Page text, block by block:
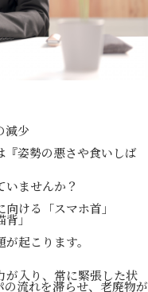
減少
『姿勢の悪さや食いしば
ませんか？
ける「スマホ首」
」
起こります。
が入り、常に緊張した状
流れを滞らせ、老廃物が